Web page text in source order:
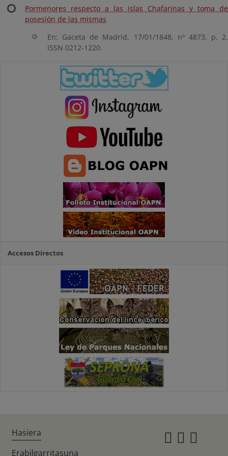
Pormenores respecto a las islas Chafarinas y toma de
posesión de las mismas
En: Gaceta de Madrid, 17/01/1848, nº 4873, p. 2.
ISSN 0212-1220.
Accesos Directos
Hasiera
Erabilgarritasuna